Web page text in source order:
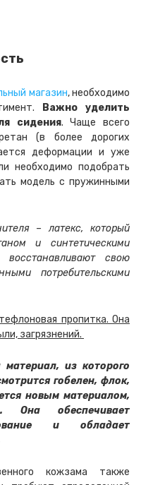
магазин, необходимо
Важно уделить
сидения. Чаще всего
(в более дорогих
деформации и уже
необходимо подобрать
модель с пружинными
– латекс, который
и синтетическими
свою
потребительскими
пропитка. Она
загрязнений.
из которого
гобелен, флок,
новым материалом,
Она обеспечивает
и обладает
кожзама также